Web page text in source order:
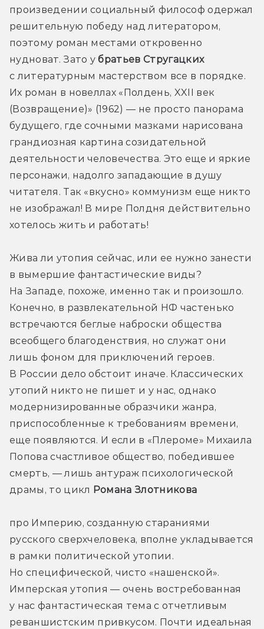
произведении социальный философ одержал
решительную победу над литератором,
поэтому роман местами откровенно
нудноват. Зато у братьев Стругацких
с литературным мастерством все в порядке.
Их роман в новеллах «Полдень, XXII век
(Возвращение)» (1962) — не просто панорама
будущего, где сочными мазками нарисована
грандиозная картина созидательной
деятельности человечества. Это еще и яркие
персонажи, надолго западающие в душу
читателя. Так «вкусно» коммунизм еще никто
не изображал! В мире Полдня действительно
хотелось жить и работать!
Жива ли утопия сейчас, или ее нужно занести
в вымершие фантастические виды?
На Западе, похоже, именно так и произошло.
Конечно, в развлекательной НФ частенько
встречаются беглые наброски общества
всеобщего благоденствия, но служат они
лишь фоном для приключений героев.
В России дело обстоит иначе. Классических
утопий никто не пишет и у нас, однако
модернизированные образчики жанра,
приспособленные к требованиям времени,
еще появляются. И если в «Плероме» Михаила
Попова счастливое общество, победившее
смерть, — лишь антураж психологической
драмы, то цикл Романа Злотникова
про Империю, созданную стараниями
русского сверхчеловека, вполне укладывается
в рамки политической утопии.
Но специфической, чисто «нашенской».
Имперская утопия — очень востребованная
у нас фантастическая тема с отчетливым
реваншистским привкусом. Почти идеальная